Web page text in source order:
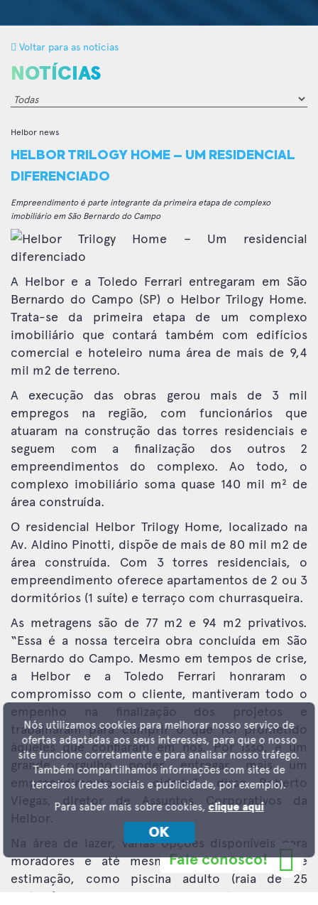
Nós utilizamos cookies para melhorar nosso serviço de
ofertas adaptadas aos seus interesses, para que o nosso
site funcione corretamente e para analisar nosso tráfego.
Também compartilhamos informações com sites de
terceiros (redes sociais e publicidade, por exemplo).
Para saber mais sobre cookies,clique aqui
OK
Voltar para as notícias
NOTÍCIAS
Helbor news
HELBOR TRILOGY HOME – UM RESIDENCIAL
DIFERENCIADO
Empreendimento é parte integrante da primeira etapa de complexo
imobiliário em São Bernardo do Campo
A Helbor e a Toledo Ferrari entregaram em São
Bernardo do Campo (SP) o Helbor Trilogy Home.
Trata-se da primeira etapa de um complexo
imobiliário que contará também com edifícios
comercial e hoteleiro numa área de mais de 9,4
mil m2 de terreno.
A execução das obras gerou mais de 3 mil
empregos na região, com funcionários que
atuaram na construção das torres residenciais e
seguem com a finalização dos outros 2
empreendimentos do complexo. Ao todo, o
complexo imobiliário soma quase 140 mil m² de
área construída.
O residencial Helbor Trilogy Home, localizado na
Av. Aldino Pinotti, dispõe de mais de 80 mil m2 de
área construída. Com 3 torres residenciais, o
empreendimento oferece apartamentos de 2 ou 3
dormitórios (1 suíte) e terraço com churrasqueira.
As metragens são de 77 m2 e 94 m2 privativos.
“Essa é a nossa terceira obra concluída em São
Bernardo do Campo. Mesmo em tempos de crise,
a Helbor e a Toledo Ferrari honraram o
compromisso com o cliente, mantiveram todo o
empenho na finalização dos projetos e
trabalharam para cumprir o que foi prometido
àqueles que confiaram em nós. Por isso, é um
grande orgulho poder entregar mais um
empreendimento na cidade”, disse Roberto
Viegas, diretor de Assuntos Corporativos da
Helbor.
Na área de lazer, várias opções disponíveis para
moradores e até mesmo para os bichos de
estimação, como piscina adulto (raia de 25
metros) com deck molhado, fitness, home
Fale conosco!